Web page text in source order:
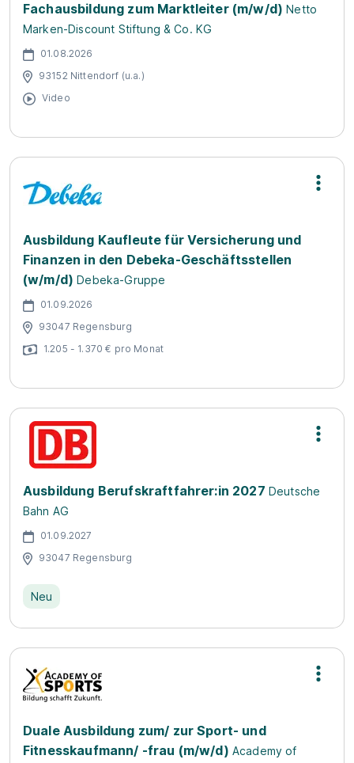
Fachausbildung zum Marktleiter (m/w/d) Netto
Marken-Discount Stiftung & Co. KG
01.08.2026
93152 Nittendorf (u.a.)
Video
Ausbildung Kaufleute für Versicherung und
Finanzen in den Debeka-Geschäftsstellen
(w/m/d)Debeka-Gruppe
01.09.2026
93047 Regensburg
1.205 - 1.370 € pro Monat
Ausbildung Berufskraftfahrer:in 2027 Deutsche
Bahn AG
01.09.2027
93047 Regensburg
Neu
Duale Ausbildung zum/ zur Sport- und
Fitnesskaufmann/ -frau (m/w/d) Academy of